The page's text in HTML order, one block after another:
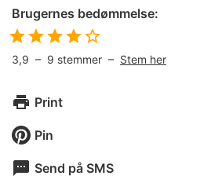
Brugernes bedømmelse:
3,9 – 9 stemmer – Stem her
Print
Pin
Send på SMS